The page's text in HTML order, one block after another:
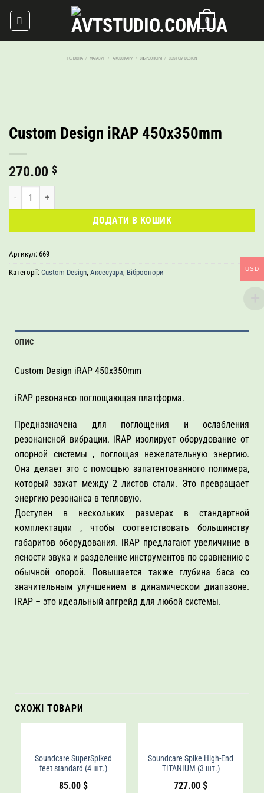
0
ГОЛОВНА / МАГАЗИН / АКСЕСУАРИ / ВІБРООПОРИ / CUSTOM DESIGN
Custom Design iRAP 450x350mm
270.00 $
Custom Design iRAP 450x350mm кількість
ДОДАТИ В КОШИК
Артикул: 669
Категорії: Custom Design Аксесуари Віброопори
ОПИС
Custom Design iRAP 450x350mm
iRAP резонансо поглощающая платформа.
Предназначена для поглощения и ослабления
резонансной вибрации. iRAP изолирует оборудование от
опорной системы , поглощая нежелательную энергию.
Она делает это с помощью запатентованного полимера,
который зажат между 2 листов стали. Это превращает
энергию резонанса в тепловую.
Доступен в нескольких размерах в стандартной
комплектации , чтобы соответствовать большинству
габаритов оборудования. iRAP предлагают увеличиние в
ясности звука и разделение инструментов по сравнению с
обычной опорой. Повышается также глубина баса со
значительным улучшением в динамическом диапазоне.
iRAP – это идеальный апгрейд для любой системы.
СХОЖІ ТОВАРИ
Soundcare SuperSpiked
feet standard (4 шт.)
85.00 $
Soundcare Spike High-End
TITANIUM (3 шт.)
727.00 $
USD